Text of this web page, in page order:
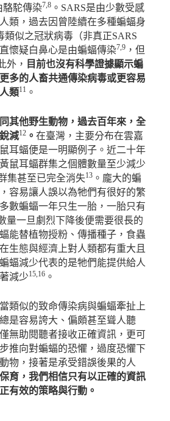
駱駝傳染7,8 。 SARS是由少數受感
類，過去因曾陸續在多種蝙蝠身
類似之冠狀病毒（非真正SARS
懷疑白鼻心是由蝙蝠傳染7,9 ，但
外， 目前也沒有科學證據顯示蝙
多的人畜共通傳染病毒或更容易
類11 。
其他野生動物，過去百年來，全
減12 。 在臺灣，主要分布在雲嘉
耳蝠便是一明顯例子。近二十年
鼠耳蝠群集之個體數量至少減少
集甚至已完全消失13 。龐大的蝙
容易讓人誤以為牠們有很好的繁
數蝙蝠一年只生一胎，一胎只有
量一旦劇烈下降後便需要很長的
能替植物授粉、傳播種子，食蟲
生態與經濟上對人類都有重大且
蝠減少代表的是牠們能提供給人
減少15,16 。
類似的致命傳染病與蝙蝠牽扯上
是容易誇大、偏頗甚至聳人聽
無助閱聽者接收正確資訊，更可
推向對蝙蝠的恐懼，過度恐懼下
物，接著是承受錯誤後果的人
育，我們相信只有以正確的資訊
有效的策略與行動。